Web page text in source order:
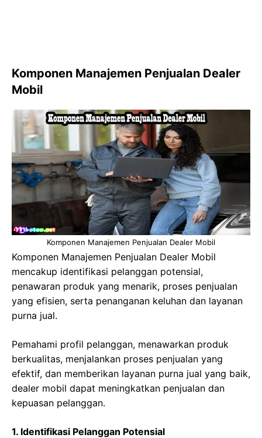
Komponen Manajemen Penjualan Dealer
Mobil
Komponen Manajemen Penjualan Dealer Mobil
Komponen Manajemen Penjualan Dealer Mobil
mencakup identifikasi pelanggan potensial,
penawaran produk yang menarik, proses penjualan
yang efisien, serta penanganan keluhan dan layanan
purna jual.
Pemahami profil pelanggan, menawarkan produk
berkualitas, menjalankan proses penjualan yang
efektif, dan memberikan layanan purna jual yang baik,
dealer mobil dapat meningkatkan penjualan dan
kepuasan pelanggan.
1. Identifikasi Pelanggan Potensial